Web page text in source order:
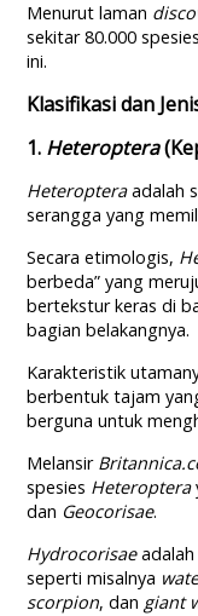
Menurut laman
sekitar 80.000
ini.
Klasifikasi dan
1. Heteroptera
Heteropteraadalah
serangga yang
Secara etimologis,
berbeda” yang
bertekstur keras di
bagian belakangnya.
Karakteristik
berbentuk tajam
berguna untuk
Melansir
spesies Heteroptera
dan Geocorisae.
Hydrocorisae
seperti misalnya
scorpion, dan giant